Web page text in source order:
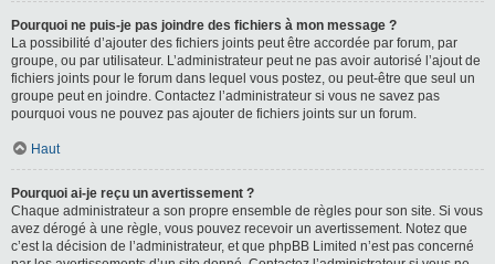
Pourquoi ne puis-je pas joindre des fichiers à mon message ?
La possibilité d’ajouter des fichiers joints peut être accordée par forum, par
groupe, ou par utilisateur. L’administrateur peut ne pas avoir autorisé l’ajout de
fichiers joints pour le forum dans lequel vous postez, ou peut-être que seul un
groupe peut en joindre. Contactez l’administrateur si vous ne savez pas
pourquoi vous ne pouvez pas ajouter de fichiers joints sur un forum.
Haut
Pourquoi ai-je reçu un avertissement ?
Chaque administrateur a son propre ensemble de règles pour son site. Si vous
avez dérogé à une règle, vous pouvez recevoir un avertissement. Notez que
c’est la décision de l’administrateur, et que phpBB Limited n’est pas concerné